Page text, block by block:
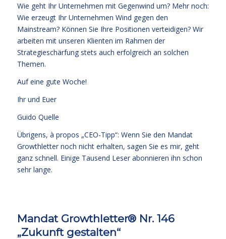
Wie geht Ihr Unternehmen mit Gegenwind um? Mehr noch:
Wie erzeugt Ihr Unternehmen Wind gegen den
Mainstream? Können Sie Ihre Positionen verteidigen? Wir
arbeiten mit unseren Klienten im Rahmen der
Strategieschärfung stets auch erfolgreich an solchen
Themen.
Auf eine gute Woche!
Ihr und Euer
Guido Quelle
Übrigens, à propos „CEO-Tipp“: Wenn Sie den Mandat
Growthletter noch nicht erhalten, sagen Sie es mir, geht
ganz schnell. Einige Tausend Leser abonnieren ihn schon
sehr lange.
Mandat Growthletter® Nr. 146
„Zukunft gestalten“